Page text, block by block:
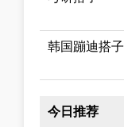
韩国蹦迪搭子
今日推荐